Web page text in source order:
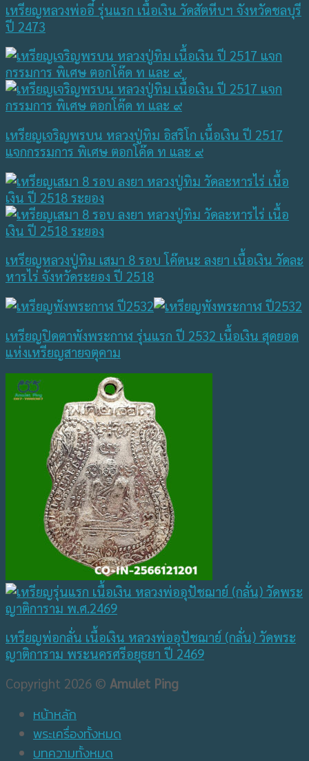
เหรียญหลวงพ่ออี๋ รุ่นแรก เนื้อเงิน วัดสัตหีบฯ จังหวัดชลบุรี
ปี 2473
เหรียญเจริญพรบน หลวงปู่ทิม อิสริโก เนื้อเงิน ปี 2517
แจกกรรมการ พิเศษ ตอกโค๊ด ท และ ๙
เหรียญหลวงปู่ทิม เสมา 8 รอบ โค๊ตนะ ลงยา เนื้อเงิน วัดละ
หารไร่ จังหวัดระยอง ปี 2518
เหรียญปิดตาพังพระกาฬ รุ่นแรก ปี 2532 เนื้อเงิน สุดยอด
แห่งเหรียญสายจตุคาม
เหรียญพ่อกลั่น เนื้อเงิน หลวงพ่ออุปัชฌาย์ (กลั่น) วัดพระ
ญาติการาม พระนครศรีอยุธยา ปี 2469
Copyright 2026 © Amulet Ping
หน้าหลัก
พระเครื่องทั้งหมด
บทความทั้งหมด